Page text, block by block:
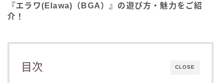
『エラワ(Elawa)（BGA）』の遊び方・魅力をご紹
介！
CLOSE
目次